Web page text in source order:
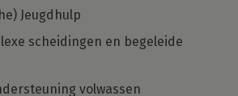
Jeugdhulp
scheidingen en begeleide
volwassen